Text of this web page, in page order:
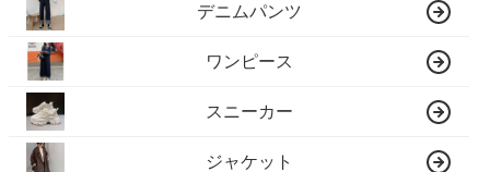
デニムパンツ
ワンピース
スニーカー
ジャケット